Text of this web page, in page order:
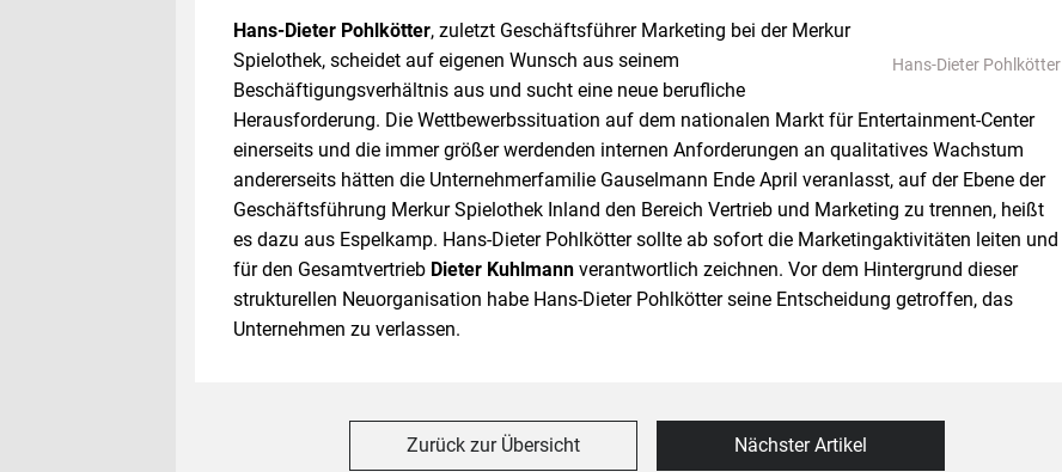
Hans-Dieter Pohlkötter
Hans-Dieter Pohlkötter, zuletzt Geschäftsführer Marketing bei der Merkur
Spielothek, scheidet auf eigenen Wunsch aus seinem
Beschäftigungsverhältnis aus und sucht eine neue berufliche
Herausforderung. Die Wettbewerbssituation auf dem nationalen Markt für Entertainment-Center
einerseits und die immer größer werdenden internen Anforderungen an qualitatives Wachstum
andererseits hätten die Unternehmerfamilie Gauselmann Ende April veranlasst, auf der Ebene der
Geschäftsführung Merkur Spielothek Inland den Bereich Vertrieb und Marketing zu trennen, heißt
es dazu aus Espelkamp. Hans-Dieter Pohlkötter sollte ab sofort die Marketingaktivitäten leiten und
für den Gesamtvertrieb Dieter Kuhlmann verantwortlich zeichnen. Vor dem Hintergrund dieser
strukturellen Neuorganisation habe Hans-Dieter Pohlkötter seine Entscheidung getroffen, das
Unternehmen zu verlassen.
Zurück zur Übersicht Nächster Artikel